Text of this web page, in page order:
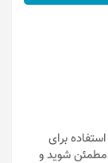
برای
مطمئن شوید و